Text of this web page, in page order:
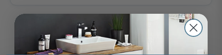
Waschtisch-
Beleuchtung 2 x 0,7
Watt
87,00 €
Auswahl zurücksetzen